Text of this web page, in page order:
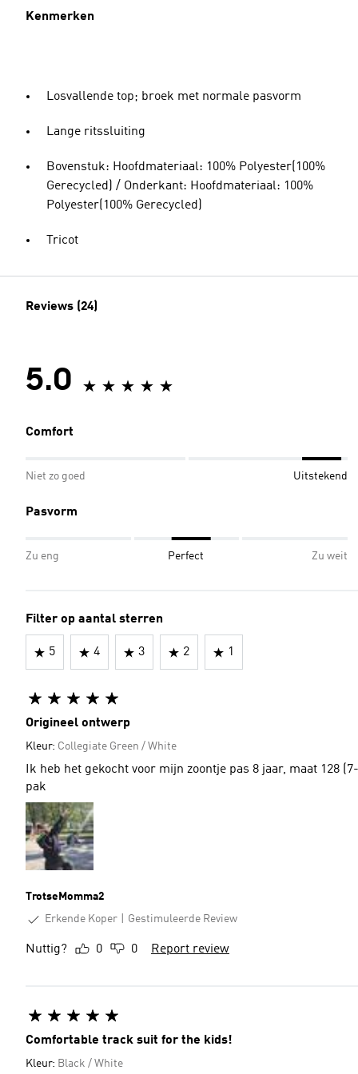
Kenmerken
Losvallende top; broek met normale pasvorm
Lange ritssluiting
Bovenstuk: Hoofdmateriaal: 100% Polyester(100%
Gerecycled) / Onderkant: Hoofdmateriaal: 100%
Polyester(100% Gerecycled)
Tricot
Reviews (24)
5.0
Comfort
Niet zo goed Uitstekend
Pasvorm
Zu eng Perfect Zu weit
Filter op aantal sterren
5 4 3 2 1
Origineel ontwerp
Kleur: Collegiate Green / White
Ik heb het gekocht voor mijn zoontje pas 8 jaar, maat 128
pak
TrotseMomma2
Erkende Koper
Gestimuleerde Review
Nuttig? 0 0 Report review
Comfortable track suit for the kids!
Kleur: Black / White